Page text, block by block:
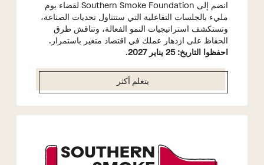
انضم إلى Southern Smoke Foundation لقضاء يوم
مليء بالجلسات التفاعلية التي ستتناول تحديات الصناعة،
وتستكشف استراتيجيات النمو الفعالة، وتناقش طرق
الحفاظ على ازدهار عملك في اقتصاد متغير باستمرار.
احفظوا التاريخ: 25 يناير 2027
.
يتعلم أكثر